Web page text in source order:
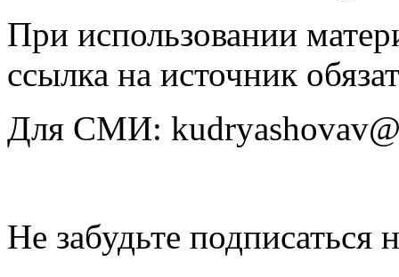
При использовании
ссылка на источник
Для СМИ:
Не забудьте подписаться